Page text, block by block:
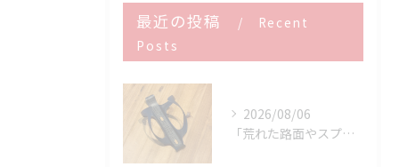
最近の投稿
Recent
Posts
2026/08/06
「荒れた路面やスプリントでボトルが飛んでヒヤッとしたこと、あ...